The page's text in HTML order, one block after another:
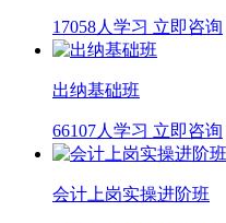
17058人学习 立即咨询
出纳基础班
66107人学习 立即咨询
会计上岗实操进阶班